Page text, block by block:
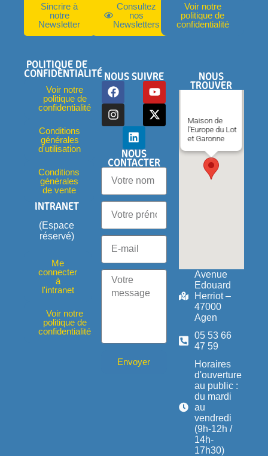
Sincrire à
notre
Newsletter
Consultez
nos
Newsletters
Voir notre
politique de
confidentialité
POLITIQUE DE
CONFIDENTIALITÉ
Voir notre
politique de
confidentialité
Conditions
générales
d'utilisation
Conditions
générales
de vente
INTRANET
(Espace
réservé)
Me
connecter
à
l'intranet
Voir notre
politique de
confidentialité
NOUS SUIVRE
NOUS
CONTACTER
Envoyer
NOUS
TROUVER
Maison de
l'Europe du Lot
et Garonne
Avenue
Edouard
Herriot –
47000
Agen
05 53 66
47 59
Horaires
d'ouverture
au public :
du mardi
au
vendredi
(9h-12h /
14h-
17h30)